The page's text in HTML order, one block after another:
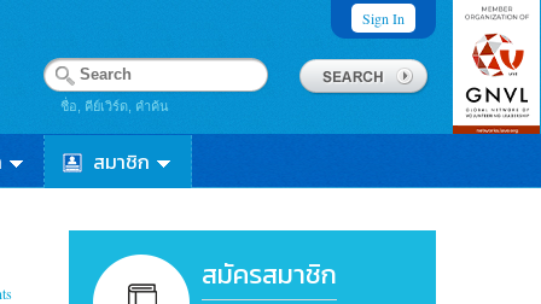
Sign In
ชื่อ, คีย์เวิร์ด, คำค้น
สมาชิก
สมัครสมาชิก